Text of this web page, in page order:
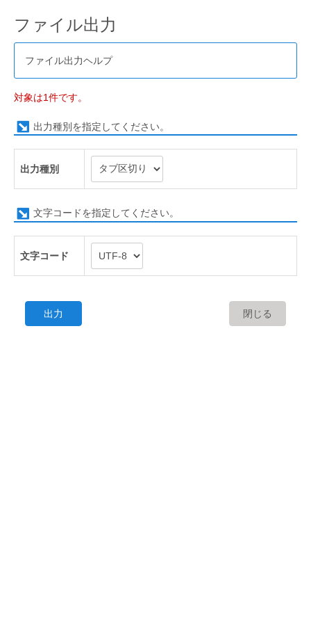
ファイル出力
ファイル出力ヘルプ
対象は1件です。
出力種別を指定してください。
出力種別
文字コードを指定してください。
文字コード